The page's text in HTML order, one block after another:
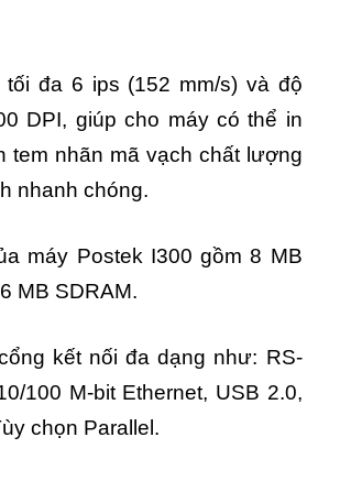
đa 6 ips (152 mm/s) và độ
DPI, giúp cho máy có thể in
tem nhãn mã vạch chất lượng
nhanh chóng.
máy Postek I300 gồm 8 MB
MB SDRAM.
kết nối đa dạng như: RS-
100 M-bit Ethernet, USB 2.0,
chọn Parallel.